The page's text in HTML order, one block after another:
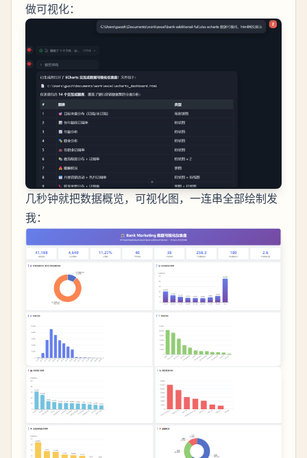
做可视化：
几秒钟就把数据概览，可视化图，一连串全部绘制发
我：